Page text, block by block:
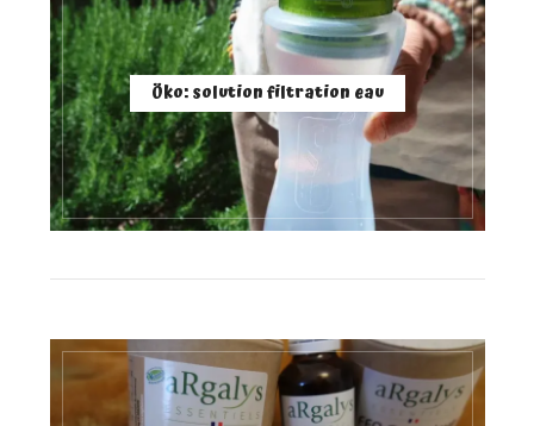
Öko: solution filtration eau